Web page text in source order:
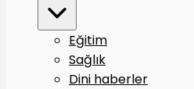
Eğitim
Sağlık
Dini haberler